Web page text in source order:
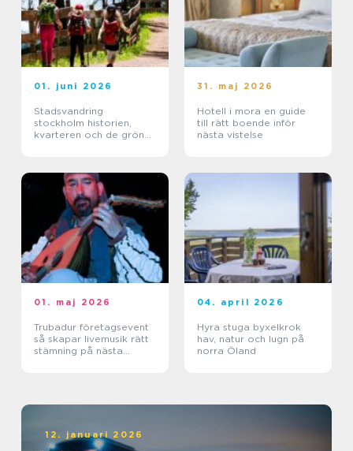
01. juni 2026
Stadsvandring
stockholm historien,
kvarteren och de gröna
31. maj 2026
Hotell i mora en guide
till rätt boende inför
nästa vistelse
01. maj 2026
Trubadur företagsevent
så skapar livemusik rätt
stämning på nästa
04. april 2026
Hyra stuga byxelkrok
hav, natur och lugn på
norra Öland
12. januari 2026